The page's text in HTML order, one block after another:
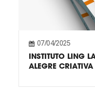
07/04/2025
INSTITUTO LING
ALEGRE CRIATIVA